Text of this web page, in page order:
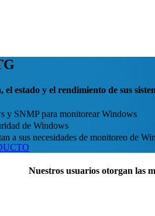
el estado y el rendimiento de sus
y SNMP para monitorear Windows
de Windows
a sus necesidades de monitoreo de
Nuestros usuarios otorgan las